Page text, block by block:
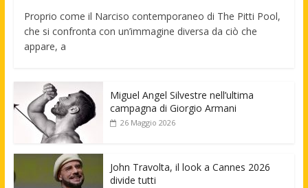
Proprio come il Narciso contemporaneo di The Pitti Pool,
che si confronta con un’immagine diversa da ciò che
appare, a
Miguel Angel Silvestre nell’ultima
campagna di Giorgio Armani
26 Maggio 2026
John Travolta, il look a Cannes 2026
divide tutti